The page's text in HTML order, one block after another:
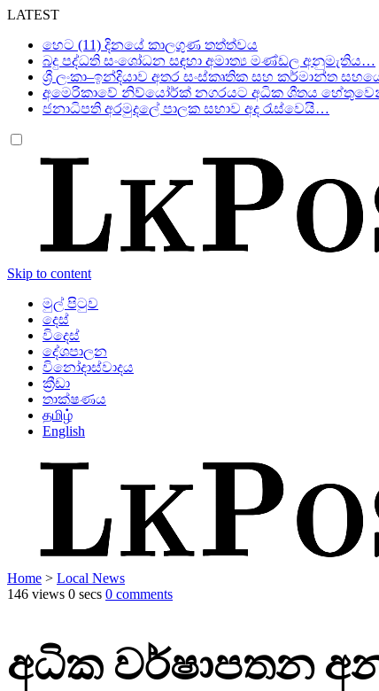
LATEST
හෙට (11) දිනයේ කාලගුණ තත්ත්වය
බදු පද්ධති සංශෝධන සඳහා අමාත්‍ය මණ්ඩල අනුමැතිය…
ශ්‍රී ලංකා–ඉන්දියාව අතර සංස්කෘතික සහ කර්මාන්ත
අමෙරිකාවේ නිව්යෝර්ක් නගරයට අධික ශීතය
ජනාධිපති අරමුදලේ පාලක සභාව අද රැස්වෙයි…
Skip to content
මුල් පිටුව
දෙස්
විදෙස්
දේශපාලන
විනෝදාස්වාදය
ක්‍රීඩා
තාක්ෂණය
தமிழ்
English
Home > Local News
146 views 0 secs 0 comments
අධික වර්ෂාපතන